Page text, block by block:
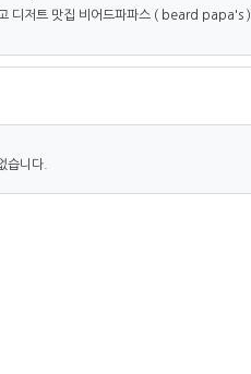
디저트 맛집 비어드파파스 ( beard papa's )
습니다.